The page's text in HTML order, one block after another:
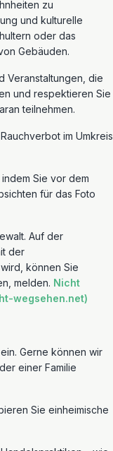
zu
und kulturelle
oder das
Gebäuden.
Veranstaltungen, die
und respektieren Sie
teilnehmen.
im Umkreis
Sie vor dem
für das Foto
Auf der
der
können Sie
melden. Nicht
wegsehen.net)
Gerne können wir
einer Familie
Sie einheimische